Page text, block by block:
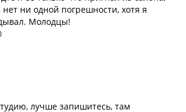
нет ни одной погрешности, хотя я
Молодцы!
лучше запишитесь, там